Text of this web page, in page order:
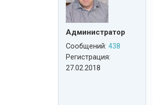
Администратор
Сообщений: 438
Регистрация:
27.02.2018